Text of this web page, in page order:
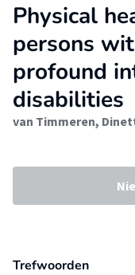
Physical
persons
profound
disabilities
van Timmeren,
Trefwoorden